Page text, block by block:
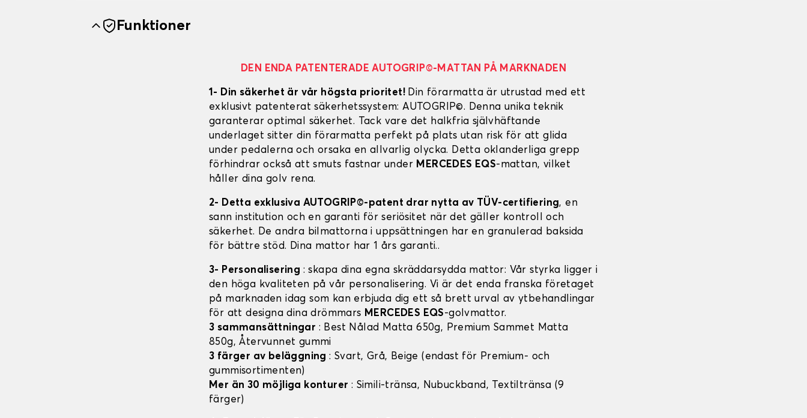
Funktioner
DEN ENDA PATENTERADE AUTOGRIP©-MATTAN PÅ MARKNADEN
1- Din säkerhet är vår högsta prioritet! Din förarmatta är utrustad med ett
exklusivt patenterat säkerhetssystem: AUTOGRIP©. Denna unika teknik
garanterar optimal säkerhet. Tack vare det halkfria självhäftande
underlaget sitter din förarmatta perfekt på plats utan risk för att glida
under pedalerna och orsaka en allvarlig olycka. Detta oklanderliga grepp
förhindrar också att smuts fastnar under MERCEDES EQS-mattan, vilket
håller dina golv rena.
2- Detta exklusiva AUTOGRIP©-patent drar nytta av TÜV-certifiering, en
sann institution och en garanti för seriösitet när det gäller kontroll och
säkerhet. De andra bilmattorna i uppsättningen har en granulerad baksida
för bättre stöd. Dina mattor har 1 års garanti..
3- Personalisering : skapa dina egna skräddarsydda mattor: Vår styrka ligger i
den höga kvaliteten på vår personalisering. Vi är det enda franska företaget
på marknaden idag som kan erbjuda dig ett så brett urval av ytbehandlingar
för att designa dina drömmars MERCEDES EQS-golvmattor.
3 sammansättningar : Best Nålad Matta 650g, Premium Sammet Matta
850g, Återvunnet gummi
3 färger av beläggning: Svart, Grå, Beige (endast för Premium- och
gummisortimenten)
Mer än 30 möjliga konturer : Simili-tränsa, Nubuckband, Textiltränsa (9
färger)